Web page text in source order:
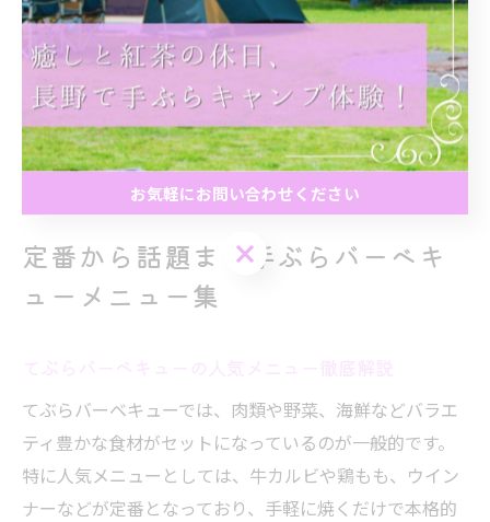
忘れずに行いましょう。特に公園や公共施設を利用する
場合は、バーベキューが許可されているか、ゴミの持ち
帰りルールなどを事前にチェックすることが大切です。
安全かつ快適なアウトドア体験のために、事前準備をし
っかり行いましょう。
定番から話題まで手ぶらバーベキ
ューメニュー集
てぶらバーベキューでは、肉類や野菜、海鮮などバラエ
ティ豊かな食材がセットになっているのが一般的です。
特に人気メニューとしては、牛カルビや鶏もも、ウイン
ナーなどが定番となっており、手軽に焼くだけで本格的
お気軽にお問い合わせください
お気軽にお問い合わせください